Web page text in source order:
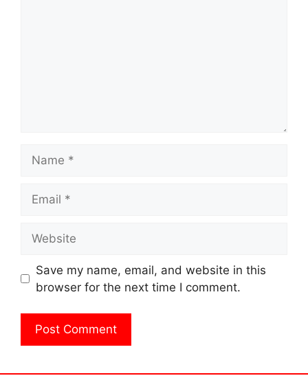
Save my name, email, and website in this
browser for the next time I comment.